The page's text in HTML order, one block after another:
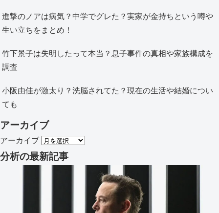
進撃のノアは病気？中学でグレた？実家が金持ちという噂や
生い立ちをまとめ！
竹下景子は失明したって本当？息子事件の真相や家族構成を
調査
小阪由佳が激太り？洗脳されてた？現在の生活や結婚につい
ても
アーカイブ
アーカイブ
分析の最新記事